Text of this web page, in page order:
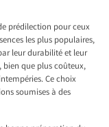
prédilection pour ceux
les plus populaires,
leur durabilité et leur
bien que plus coûteux,
Ce choix
soumises à des